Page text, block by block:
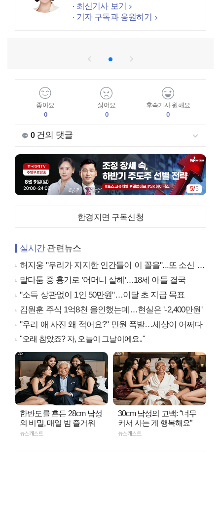
최신기사 보기
기자 구독과 응원하기
좋아요
0
싫어요
0
후속기사 원해요
0
0건의 댓글
5/5
한경지면 구독신청
실시간관련뉴스
허지웅 "우리가 지지한 인간들이 이 꼴을"...또 소신 발언
말다툼 중 흉기로 '어머니 살해'…18세 아들 결국
"소득 상관없이 1인 50만원"…이달 초 지급 목표
김원훈 주식 1억8천 올인했는데…현실은 '-2,400만원'
"우리 애 사진 왜 적어요?" 민원 폭발…세상이 어쩌다
"오래 참았죠? 자, 오늘이 그날이에요.."
한반도를 흔든 28cm 남성
의 비밀, 매일 밤 즐거워
뉴스캐스트
30cm 남성의 고백: “너무
커서 사는 게 행복해요”
뉴스캐스트